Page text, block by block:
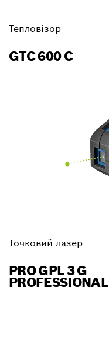
Тепловізор
GTC 600 C
Точковий лазер
PRO GPL 3 G
PROFESSIONAL